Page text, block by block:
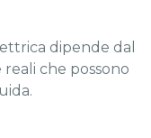
dipende dal
che possono